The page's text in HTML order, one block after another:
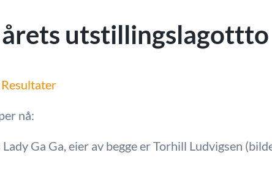
utstillingslagottto
Resultater
nå:
Ga Ga, eier av begge er Torhill Ludvigsen